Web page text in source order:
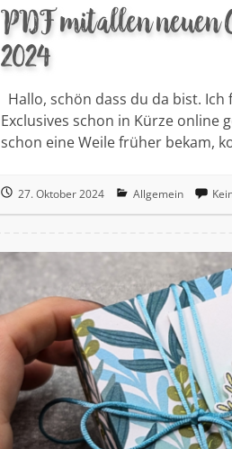
PDF mit allen neuen
2024
Hallo, schön dass du da bist.
Exclusives schon in Kürze online
schon eine Weile früher bekam,
27. Oktober 2024 Allgemein